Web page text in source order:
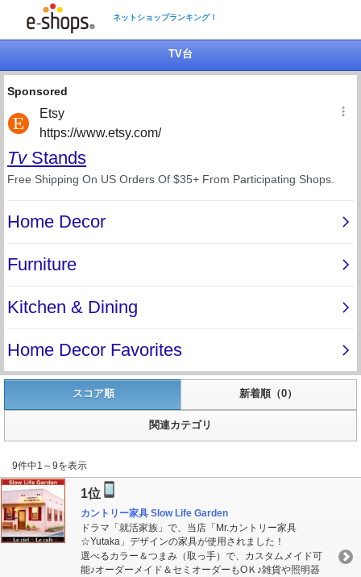
ネットショップランキング！
TV台
スコア順 新着順（0）
関連カテゴリ
9件中1～9を表示
1位
カントリー家具 Slow Life Garden
ドラマ「就活家族」で、当店「Mr.カントリー家具
☆Yutaka」デザインの家具が使用されました！
選べるカラー＆つまみ（取っ手）で、カスタムメイド可
能♪オーダーメイド＆セミオーダーもOＫ♪雑貨や照明器